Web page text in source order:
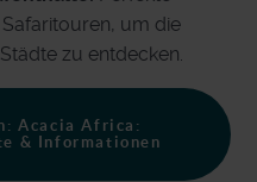
um die
zu entdecken.
Acacia Africa:
& Informationen